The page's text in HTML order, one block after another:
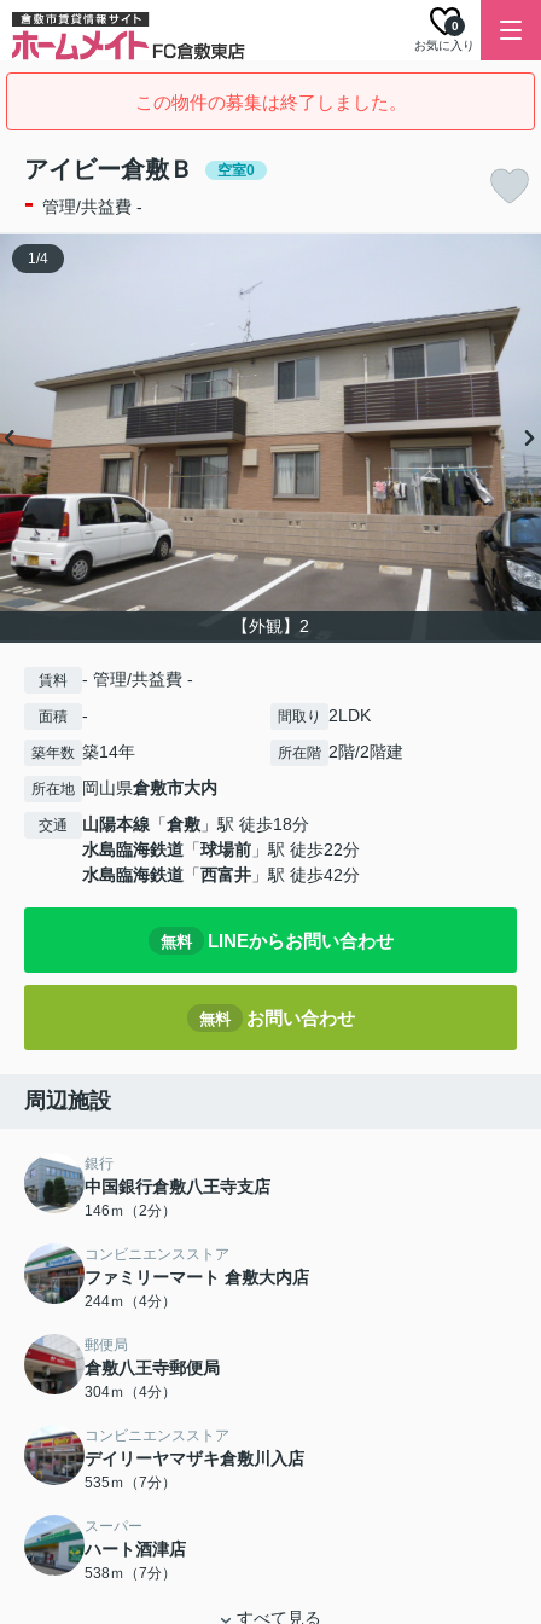
お気に入り
0
この物件の募集は終了しました。
アイビー倉敷Ｂ 空室0
- 管理/共益費 -
【外観】2
1/4
賃料 - 管理/共益費 -
面積 - 間取り 2LDK
築年数 築14年 所在階 2階/2階建
所在地 岡山県倉敷市大内
交通 山陽本線 「倉敷 」駅 徒歩18分
水島臨海鉄道 「球場前 」駅 徒歩22分
水島臨海鉄道 「西富井 」駅 徒歩42分
無料 LINEからお問い合わせ
無料 お問い合わせ
周辺施設
銀行
中国銀行倉敷八王寺支店
146ｍ（2分）
コンビニエンスストア
ファミリーマート 倉敷大内店
244ｍ（4分）
郵便局
倉敷八王寺郵便局
304ｍ（4分）
コンビニエンスストア
デイリーヤマザキ倉敷川入店
535ｍ（7分）
スーパー
ハート酒津店
538ｍ（7分）
すべて見る